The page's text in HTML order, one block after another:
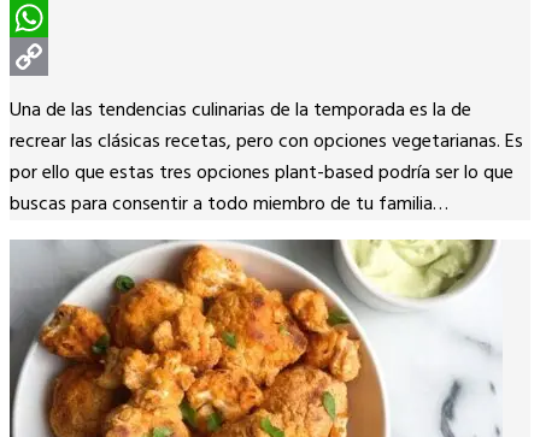
Pinterest
WhatsApp
Copy
Link
Una de las tendencias culinarias de la temporada es la de
recrear las clásicas recetas, pero con opciones vegetarianas. Es
por ello que estas tres opciones plant-based podría ser lo que
buscas para consentir a todo miembro de tu familia…